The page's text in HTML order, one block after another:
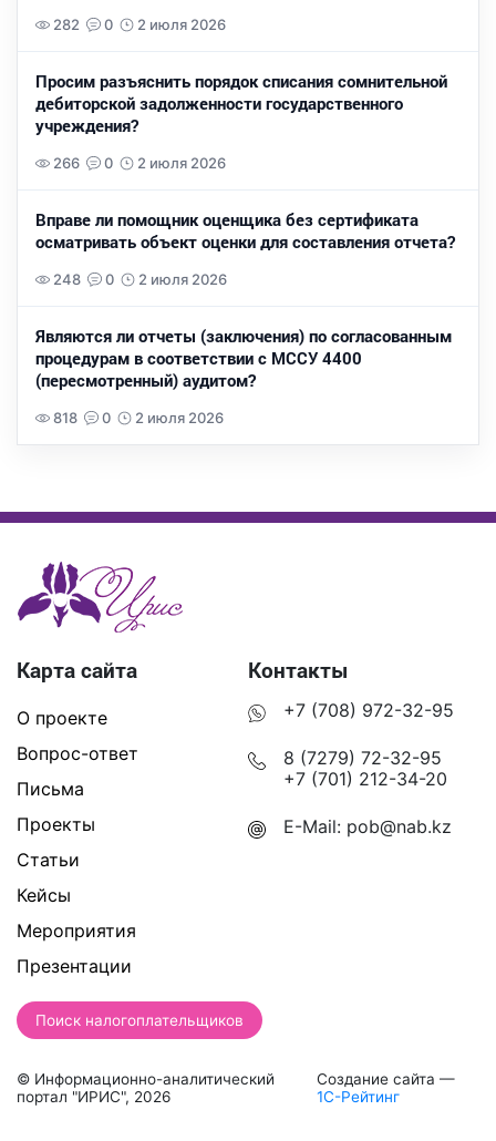
282 0 2 июля 2026
Просим разъяснить порядок списания сомнительной
дебиторской задолженности государственного
учреждения?
266 0 2 июля 2026
Вправе ли помощник оценщика без сертификата
осматривать объект оценки для составления отчета?
248 0 2 июля 2026
Являются ли отчеты (заключения) по согласованным
процедурам в соответствии с МССУ 4400
(пересмотренный) аудитом?
818 0 2 июля 2026
Карта сайта
О проекте
Вопрос-ответ
Письма
Проекты
Статьи
Кейсы
Мероприятия
Презентации
Контакты
+7 (708) 972-32-95
8 (7279) 72-32-95
+7 (701) 212-34-20
E-Mail: pob@nab.kz
Поиск налогоплательщиков
© Информационно-аналитический
портал "ИРИС", 2026
Создание сайта —
1С-Рейтинг